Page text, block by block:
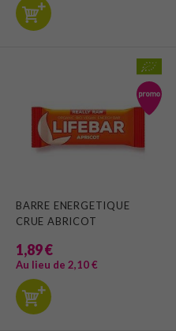
BARRE ENERGETIQUE
CRUE ABRICOT
1,89 €
Au lieu de 2,10 €